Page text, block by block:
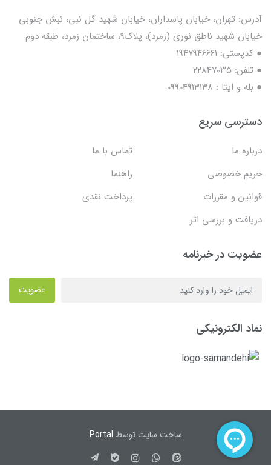
آدرس: تهران، خیابان پاسداران، خیابان شهید گل نبی، نبش جنوبی
خیابان شهید ناطق نوری (زمرد)، پلاک9، ساختمان زمرد، طبقه دوم
● کدپستی: ۱۹۴۷۹۴۶۶۶۱
● تلفن: ٢٢٨۴٧۰۳۵
● بله و ایتا : 09904913138
دسترسی سریع
درباره ما
تماس با ما
حریم خصوصی
راهنما
قوانین و مقررات
پرداخت نقدی
دریافت و بررسی اثر
عضویت در خبرنامه
عضویت
نماد الکترونیکی
ساخت سایت توسط Portal